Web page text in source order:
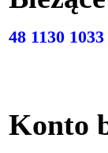
48 1130
Konto